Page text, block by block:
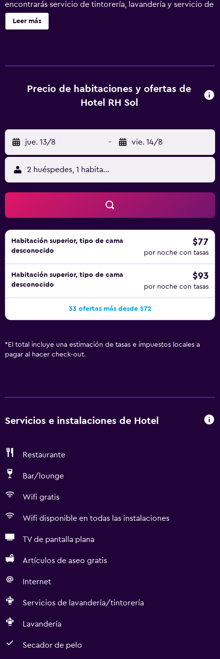
encontrarás servicio de tintorería, lavandería y servicio de
recepción 24 horas. Hotel RH Sol By Hoteles RH ofrece 53
alojamientos con aire acondicionado, minibar y caja
escritorio y teléfono. Las habitaciones también incluyen
artículos de higiene personal gratuitos y cortinas opacas.
practicar las actividades de ocio y esparcimiento que se
indican más abajo en las instalaciones o cerca del
alojamiento (es posible que se aplique un recargo).
Leer más
Precio de habitaciones y ofertas de
Hotel RH Sol
jue. 13/8 - vie. 14/8
2 huéspedes, 1 habitación
Habitación superior, tipo de cama
desconocido
$77
por noche con tasas
Habitación superior, tipo de cama
desconocido
$93
por noche con tasas
33 ofertas más desde $72
* El total incluye una estimación de tasas e impuestos locales a
pagar al hacer check-out.
Servicios e instalaciones de Hotel
Restaurante
Bar/lounge
Wifi gratis
Wifi disponible en todas las instalaciones
TV de pantalla plana
Artículos de aseo gratis
Internet
Servicios de lavandería/tintorería
Lavandería
Secador de pelo